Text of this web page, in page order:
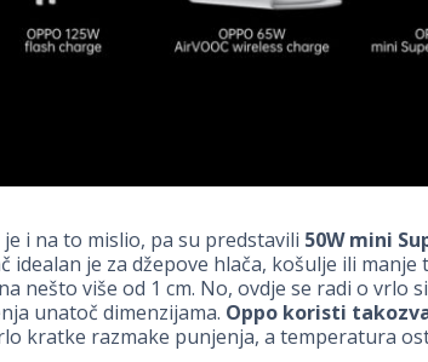
i na to mislio, pa su predstavili 50W mini
idealan je za džepove hlača, košulje ili manje
nešto više od 1 cm. No, ovdje se radi o
unatoč dimenzijama. Oppo koristi
kratke razmake punjenja, a temperatura